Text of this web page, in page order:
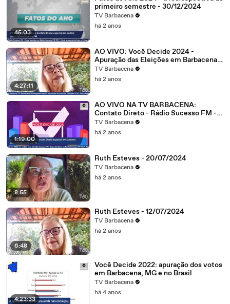
45:03
primeiro semestre - 30/12/2024
TV Barbacena
há 2 anos
4:27:11
AO VIVO: Você Decide 2024 -
Apuração das Eleições em Barbacena e
Região
TV Barbacena
há 2 anos
1:19:00
AO VIVO NA TV BARBACENA:
Contato Direto - Rádio Sucesso FM -
07/10/2024
TV Barbacena
há 2 anos
8:55
Ruth Esteves - 20/07/2024
TV Barbacena
há 2 anos
6:48
Ruth Esteves - 12/07/2024
TV Barbacena
há 2 anos
4:23:33
Você Decide 2022: apuração dos votos
em Barbacena, MG e no Brasil
TV Barbacena
há 4 anos